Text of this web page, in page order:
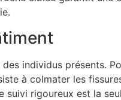
individus
à colmater les
rigoureux est la